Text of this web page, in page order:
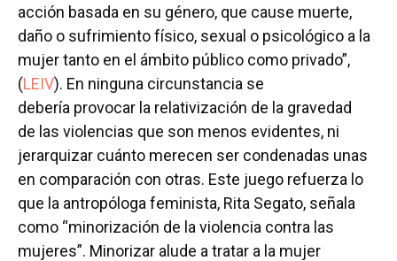
acción basada en su género, que cause muerte,
daño o sufrimiento físico, sexual o psicológico a la
mujer tanto en el ámbito público como privado”,
(LEIV). En ninguna circunstancia se
debería provocar la relativización de la gravedad
de las violencias que son menos evidentes, ni
jerarquizar cuánto merecen ser condenadas unas
en comparación con otras. Este juego refuerza lo
que la antropóloga feminista, Rita Segato, señala
como “minorización de la violencia contra las
mujeres”. Minorizar alude a tratar a la mujer